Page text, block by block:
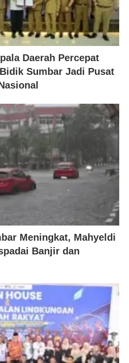
Daerah Percepat
Sumbar Jadi Pusat
Meningkat, Mahyeldi
Banjir dan